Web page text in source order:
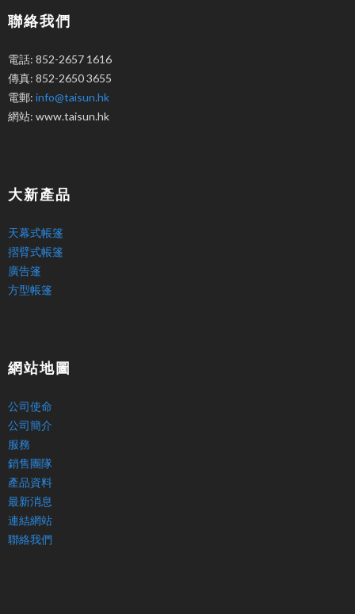
聯絡我們
電話: 852-2657 1616
傳真: 852-2650 3655
電郵: info@taisun.hk
網站: www.taisun.hk
大新產品
天幕式帳篷
摺臂式帳篷
廣告篷
方型帳篷
網站地圖
公司使命
公司簡介
服務
銷售團隊
產品資料
最新消息
連結網站
聯絡我們